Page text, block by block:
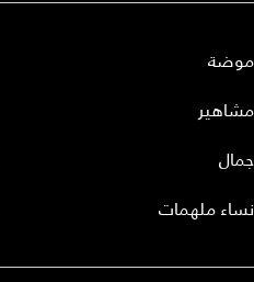
موضة
مشاهير
جمال
نساء ملهمات